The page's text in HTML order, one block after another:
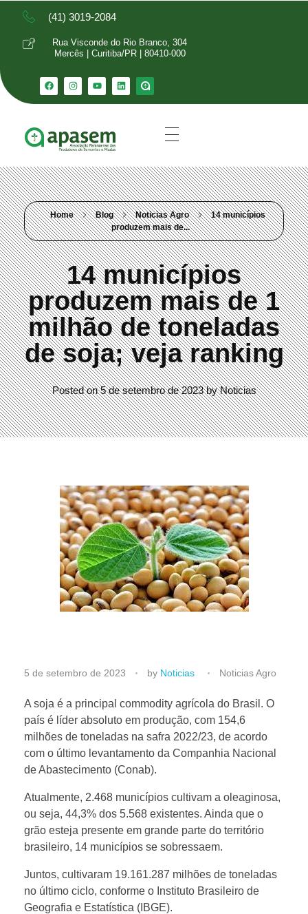
(41) 3019-2084
Rua Visconde do Rio Branco, 304
Mercês | Curitiba/PR | 80410-000
Home Blog Noticias Agro
14 municípios
produzem mais de...
14 municípios
produzem mais de 1
milhão de toneladas
de soja; veja ranking
Posted on 5 de setembro de 2023 by Noticias
1
4
m
u
n
i
c
5 de setembro de 2023 by Noticias Noticias Agro
A soja é a principal commodity agrícola do Brasil. O
país é líder absoluto em produção, com 154,6
milhões de toneladas na safra 2022/23, de acordo
com o último levantamento da Companhia Nacional
de Abastecimento (Conab).
Atualmente, 2.468 municípios cultivam a oleaginosa,
ou seja, 44,3% dos 5.568 existentes. Ainda que o
grão esteja presente em grande parte do território
brasileiro, 14 municípios se sobressaem.
Juntos, cultivaram 19.161.287 milhões de toneladas
no último ciclo, conforme o Instituto Brasileiro de
Geografia e Estatística (IBGE).